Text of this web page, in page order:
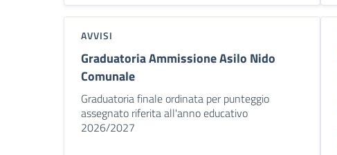
AVVISI
Graduatoria Ammissione Asilo Nido
Comunale
Graduatoria finale ordinata per punteggio
assegnato riferita all'anno educativo
2026/2027